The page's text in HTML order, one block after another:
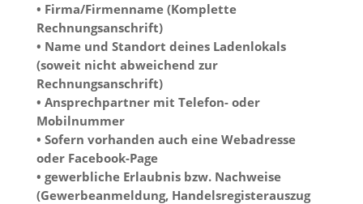
• Firma/Firmenname (Komplette
Rechnungsanschrift)
• Name und Standort deines Ladenlokals
(soweit nicht abweichend zur
Rechnungsanschrift)
• Ansprechpartner mit Telefon- oder
Mobilnummer
• Sofern vorhanden auch eine Webadresse
oder Facebook-Page
• gewerbliche Erlaubnis bzw. Nachweise
(Gewerbeanmeldung, Handelsregisterauszug